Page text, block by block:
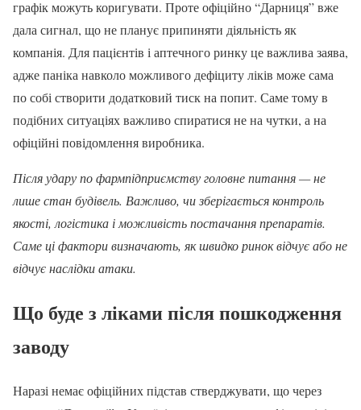
графік можуть коригувати. Проте офіційно “Дарниця” вже
дала сигнал, що не планує припиняти діяльність як
компанія. Для пацієнтів і аптечного ринку це важлива заява,
адже паніка навколо можливого дефіциту ліків може сама
по собі створити додатковий тиск на попит. Саме тому в
подібних ситуаціях важливо спиратися не на чутки, а на
офіційні повідомлення виробника.
Після удару по фармпідприємству головне питання — не
лише стан будівель. Важливо, чи зберігається контроль
якості, логістика і можливість постачання препаратів.
Саме ці фактори визначають, як швидко ринок відчує або не
відчує наслідки атаки.
Що буде з ліками після пошкодження
заводу
Наразі немає офіційних підстав стверджувати, що через